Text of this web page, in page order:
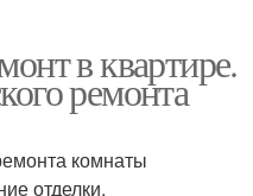
в квартире.
ремонта
комнаты
отделки.